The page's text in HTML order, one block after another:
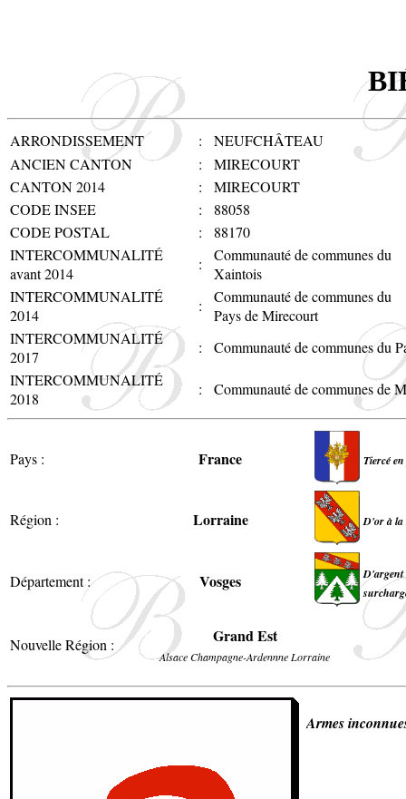
ARRONDISSEMENT :
NEUFCHÂTEAU
ANCIEN CANTON
:
MIRECOURT
CANTON 2014
:
MIRECOURT
CODE INSEE
:
88058
CODE POSTAL
:
88170
INTERCOMMUNALITÉ
avant 2014
:
Communauté de communes du
Xaintois
INTERCOMMUNALITÉ
2014
:
Communauté de communes du
Pays de Mirecourt
INTERCOMMUNALITÉ
2017
:
Communauté de communes du
INTERCOMMUNALITÉ
2018
: Communauté de communes de
Pays : France Tiercé
Région : Lorraine D'or à la
Département : Vosges
Nouvelle Région : Grand Est
Alsace Champagne-Ardennne Lorraine
Armes